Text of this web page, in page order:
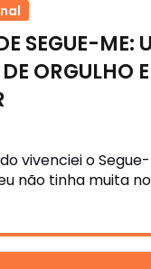
SEGUE-ME:
ORGULHO
vivenciei o
não tinha muita